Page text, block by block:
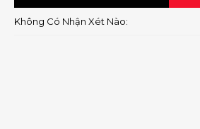
Không Có Nhận Xét Nào: